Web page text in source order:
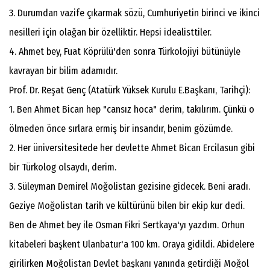
3. Durumdan vazife çıkarmak sözü, Cumhuriyetin birinci ve ikinci
nesilleri için olağan bir özelliktir. Hepsi idealisttiler.
4. Ahmet bey, Fuat Köprülü'den sonra Türkolojiyi bütünüyle
kavrayan bir bilim adamıdır.
Prof. Dr. Reşat Genç (Atatürk Yüksek Kurulu E.Başkanı, Tarihçi):
1. Ben Ahmet Bican hep "cansız hoca" derim, takılırım. Çünkü o
ölmeden önce sırlara ermiş bir insandır, benim gözümde.
2. Her üniversitesitede her devlette Ahmet Bican Ercilasun gibi
bir Türkolog olsaydı, derim.
3. Süleyman Demirel Moğolistan gezisine gidecek. Beni aradı.
Geziye Moğolistan tarih ve kültürünü bilen bir ekip kur dedi.
Ben de Ahmet bey ile Osman Fikri Sertkaya'yı yazdım. Orhun
kitabeleri başkent Ulanbatur'a 100 km. Oraya gidildi. Abidelere
girilirken Moğolistan Devlet başkanı yanında getirdiği Moğol